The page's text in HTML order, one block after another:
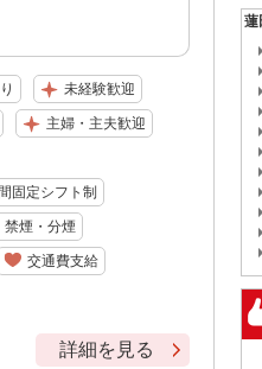
未経験歓迎
主婦・主夫歓迎
固定シフト制
禁煙・分煙
交通費支給
詳細を見る
蓮